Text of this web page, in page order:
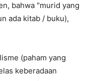
bahwa "murid yang
ada kitab / buku),
(paham yang
keberadaan